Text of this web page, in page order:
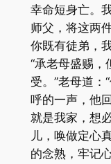
幸命短身亡。
师父，将这两
你既有徒弟，
“承老母盛赐，
受。”老母道：
呼的一声，他
就是我家，想
儿，唤做定心
的念熟，牢记